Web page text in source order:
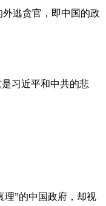
逃贪官，即中国的政
习近平和中共的悲
理”的中国政府，却视